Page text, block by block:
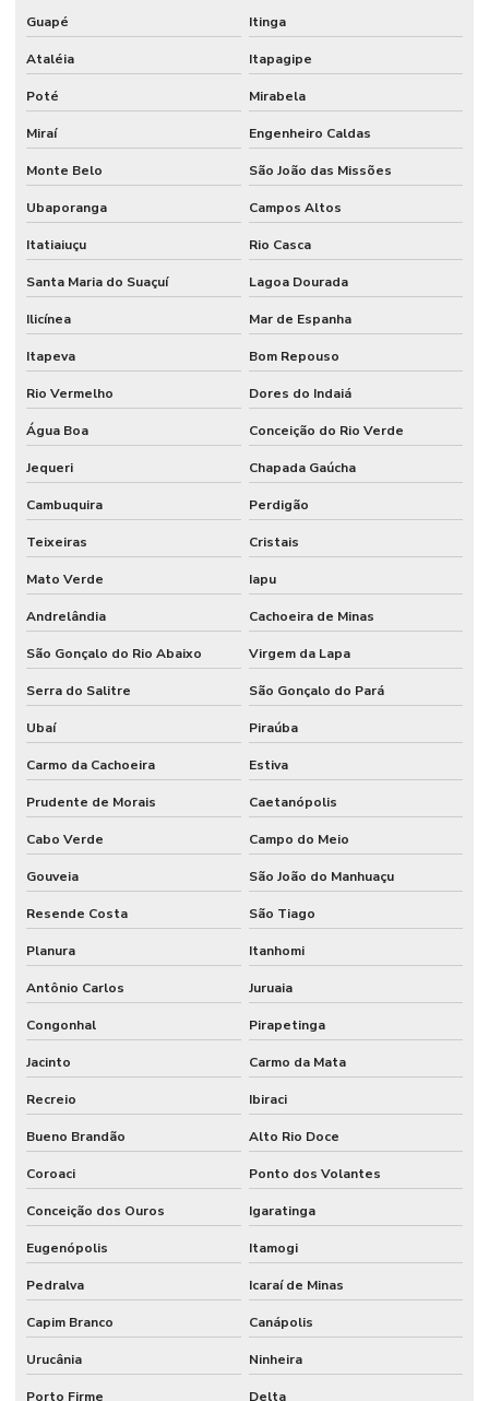
Guapé Itinga
Ataléia Itapagipe
Poté Mirabela
Miraí Engenheiro Caldas
Monte Belo São João das Missões
Ubaporanga Campos Altos
Itatiaiuçu Rio Casca
Santa Maria do Suaçuí Lagoa Dourada
Ilicínea Mar de Espanha
Itapeva Bom Repouso
Rio Vermelho Dores do Indaiá
Água Boa Conceição do Rio Verde
Jequeri Chapada Gaúcha
Cambuquira Perdigão
Teixeiras Cristais
Mato Verde Iapu
Andrelândia Cachoeira de Minas
São Gonçalo do Rio Abaixo Virgem da Lapa
Serra do Salitre São Gonçalo do Pará
Ubaí Piraúba
Carmo da Cachoeira Estiva
Prudente de Morais Caetanópolis
Cabo Verde Campo do Meio
Gouveia São João do Manhuaçu
Resende Costa São Tiago
Planura Itanhomi
Antônio Carlos Juruaia
Congonhal Pirapetinga
Jacinto Carmo da Mata
Recreio Ibiraci
Bueno Brandão Alto Rio Doce
Coroaci Ponto dos Volantes
Conceição dos Ouros Igaratinga
Eugenópolis Itamogi
Pedralva Icaraí de Minas
Capim Branco Canápolis
Urucânia Ninheira
Porto Firme Delta